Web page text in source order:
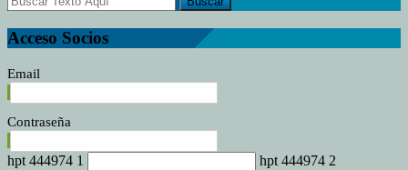
y
estigmatización
Acceso Socios
Email
Contraseña
hpt 444974 1
hpt 444974 2